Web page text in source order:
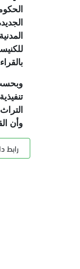
وأن
رابط